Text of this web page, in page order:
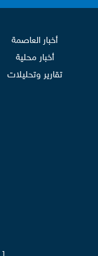
أخبار العاصمة
أخبار محلية
تقارير وتحليلات